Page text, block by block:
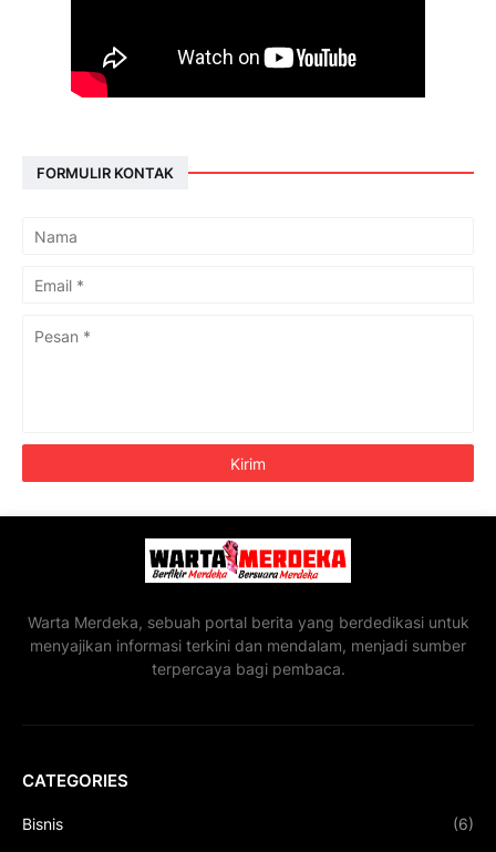
FORMULIR KONTAK
Warta Merdeka, sebuah portal berita yang berdedikasi untuk
menyajikan informasi terkini dan mendalam, menjadi sumber
terpercaya bagi pembaca.
CATEGORIES
Bisnis (6)